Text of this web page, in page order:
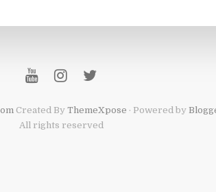
Created By ThemeXpose · Powered by
All rights reserved